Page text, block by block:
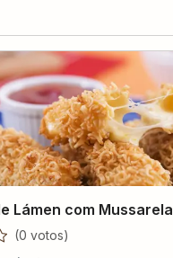
Lámen com Mussarela
(0 votos)